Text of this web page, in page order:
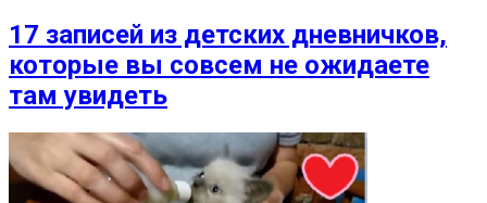
17 записей из детских дневничков,
которые вы совсем не ожидаете
там увидеть